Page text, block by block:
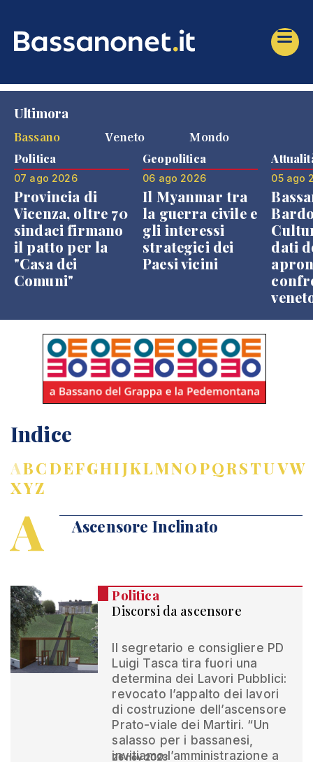
Ultimora
Bassano
Veneto Mondo
Politica
07 ago 2026
Provincia di
Vicenza, oltre 70
sindaci firmano
il patto per la
"Casa dei
Comuni"
Geopolitica
06 ago 2026
Il Myanmar tra
la guerra civile e
gli interessi
strategici dei
Paesi vicini
05 ago
dati
Indice
ABCDEFGHIJKLMNOPQRSTUVW
XYZ
A Ascensore Inclinato
Politica
Discorsi da ascensore
Il segretario e consigliere PD
Luigi Tasca tira fuori una
determina dei Lavori Pubblici:
revocato l’appalto dei lavori
di costruzione dell’ascensore
Prato-viale dei Martiri. “Un
salasso per i bassanesi,
invitiamo l’amministrazione a
26 nov 2023